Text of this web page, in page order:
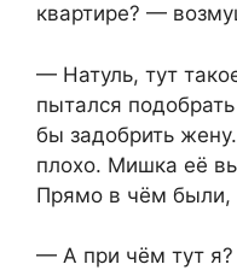
квартире? —
— Натуль, тут
пытался
бы задобрить
плохо. Мишка её
Прямо в чём были,
— А при чём тут